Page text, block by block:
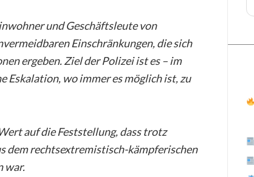
und Geschäftsleute von
Einschränkungen, die sich
ergeben. Ziel der Polizei ist es – im
Eskalation, wo immer es möglich ist, zu
auf die Feststellung, dass trotz
dem rechtsextremistisch-kämpferischen
war.